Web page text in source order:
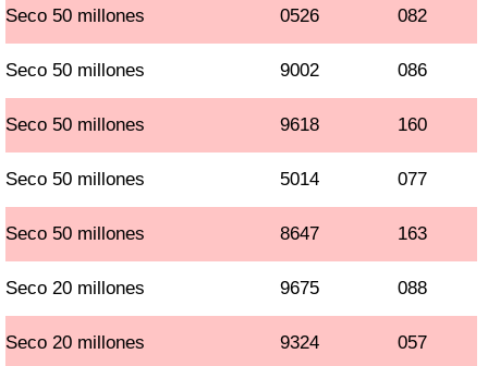
Seco 50 millones 0526 082
Seco 50 millones 9002 086
Seco 50 millones 9618 160
Seco 50 millones 5014 077
Seco 50 millones 8647 163
Seco 20 millones 9675 088
Seco 20 millones 9324 057